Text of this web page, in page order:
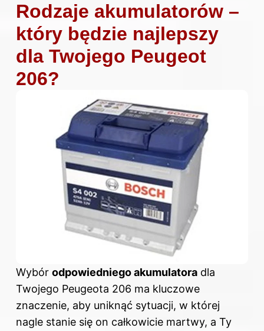
Rodzaje akumulatorów –
który będzie najlepszy
dla Twojego Peugeot
206?
Wybór odpowiedniego akumulatora dla
Twojego Peugeota 206 ma kluczowe
znaczenie, aby uniknąć sytuacji, w której
nagle stanie się on całkowicie martwy, a Ty